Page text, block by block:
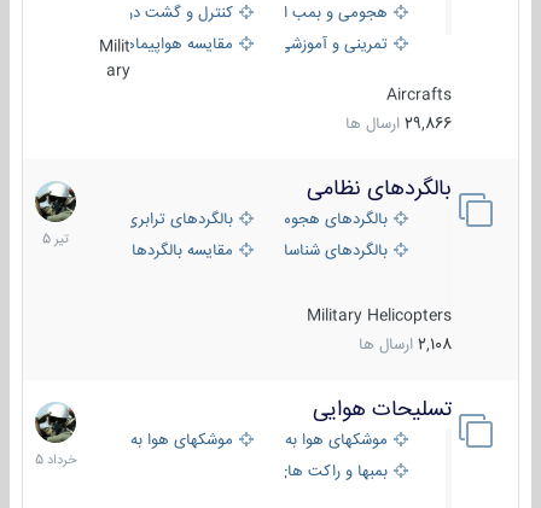
هجومی و بمب افکن
کنترل و گشت دریایی
تمرینی و آموزشی
مقایسه هواپیماهاMilit
ary
Aircrafts
29,866 ارسال ها
بالگردهای نظامی
بالگردهای هجومی
بالگردهای ترابری
بالگردهای شناسایی
مقایسه بالگردها
Military Helicopters
2,108 ارسال ها
22
تیر
1405
تسلیحات هوایی
موشکهای هوا به هوا
موشکهای هوا به سطح
بمبها و راکت های هوایی
30
خرداد
1405